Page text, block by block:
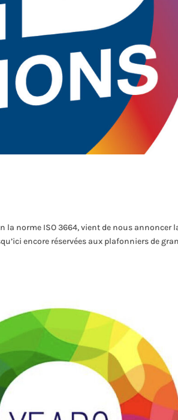
la norme ISO 3664, vient de nous annoncer
encore réservées aux plafonniers de